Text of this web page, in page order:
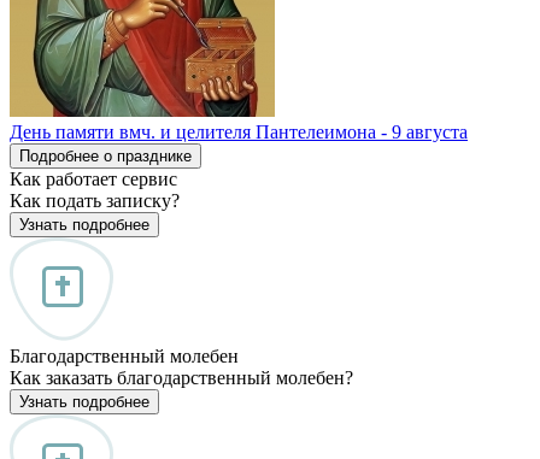
День памяти вмч. и целителя Пантелеимона - 9 августа
Подробнее о празднике
Как работает сервис
Как подать записку?
Узнать подробнее
Благодарственный молебен
Как заказать благодарственный молебен?
Узнать подробнее